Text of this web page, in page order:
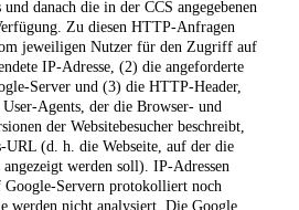
danach die in der CCS angegebenen
Zu diesen HTTP-Anfragen
jeweiligen Nutzer für den Zugriff auf
IP-Adresse, (2) die angeforderte
Server und (3) die HTTP-Header,
Agents, der die Browser- und
der Websitebesucher beschreibt,
URL (d. h. die Webseite, auf der die
werden soll). IP-Adressen
Google-Servern protokolliert noch
werden nicht analysiert. Die Google